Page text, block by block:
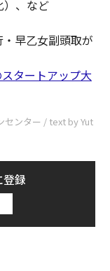
）、など
早乙女副頭取が
タートアップ大
センター / text by Yut
録